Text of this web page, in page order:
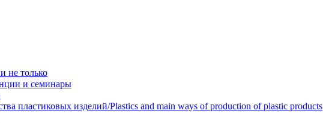
не только
и семинары
пластиковых изделий/Plastics and main ways of production of plastic products